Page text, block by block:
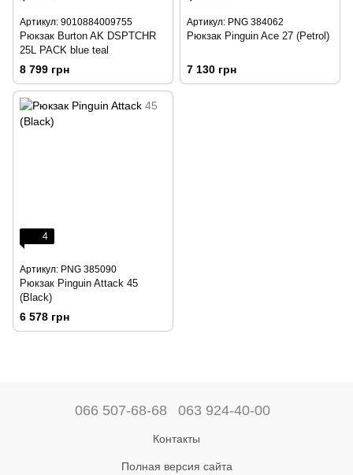
Артикул: 9010884009755
Рюкзак Burton AK DSPTCHR
25L PACK blue teal
8 799 грн
Артикул: PNG 384062
Рюкзак Pinguin Ace 27 (Petrol)
7 130 грн
4
Артикул: PNG 385090
Рюкзак Pinguin Attack 45
(Black)
6 578 грн
066 507-68-68 063 924-40-00
Контакты
Полная версия сайта